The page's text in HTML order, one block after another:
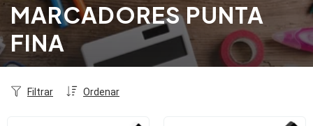
MARCADORES PUNTA
FINA
Ordenar
Filtrar